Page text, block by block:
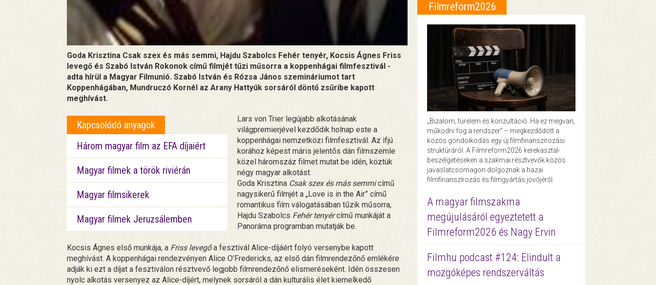
Goda Krisztina Csak szex és más semmi, Hajdu Szabolcs Fehér tenyér, Kocsis Ágnes Friss
levegő és Szabó István Rokonok című filmjét tűzi műsorra a koppenhágai filmfesztivál -
adta hírül a Magyar Filmunió. Szabó István és Rózsa János szemináriumot tart
Koppenhágában, Mundruczó Kornél az Arany Hattyúk sorsáról döntő zsűribe kapott
meghívást.
Kapcsolódó anyagok
Három magyar film az EFA díjaiért
Magyar filmek a török riviérán
Magyar filmsikerek
Magyar filmek Jeruzsálemben
Lars von Trier legújabb alkotásának
világpremierjével kezdődik holnap este a
koppenhágai nemzetközi filmfesztivál. Az ifjú
korához képest máris jelentős dán filmszemle
közel háromszáz filmet mutat be idén, köztük
négy magyar alkotást.
Goda Krisztina Csak szex és más semmicímű
nagysikerű filmjét a „Love is in the Air” című
romantikus film válogatásában tűzik műsorra,
Hajdu Szabolcs Fehér tenyércímű munkáját a
Panoráma programban mutatják be.
Kocsis Ágnes első munkája, a Friss levegőa fesztivál Alice-díjáért folyó versenybe kapott
meghívást. A koppenhágai rendezvényen Alice O’Fredericks, az első dán filmrendezőnő emlékére
adják ki ezt a díjat a fesztiválon résztvevő legjobb filmrendezőnő elismeréseként. Idén összesen
nyolc alkotás versenyez az Alice-díjért, melynek sorsáról a dán kulturális élet kiemelkedő
Filmreform2026
„Bizalom, türelem és konzultáció. Ha ez megvan,
működni fog a rendszer” – megkezdődött a
közös gondolkodás egy új filmfinanszírozási
struktúráról. A Filmreform2026 kerekasztal-
beszélgetéseken a szakmai résztvevők közös
javaslatcsomagon dolgoznak a hazai
filmfinanszírozás és filmgyártás jövőjéről.
A magyar filmszakma
megújulásáról egyeztetett a
Filmreform2026 és Nagy Ervin
Filmhu podcast #124: Elindult a
mozgóképes rendszerváltás